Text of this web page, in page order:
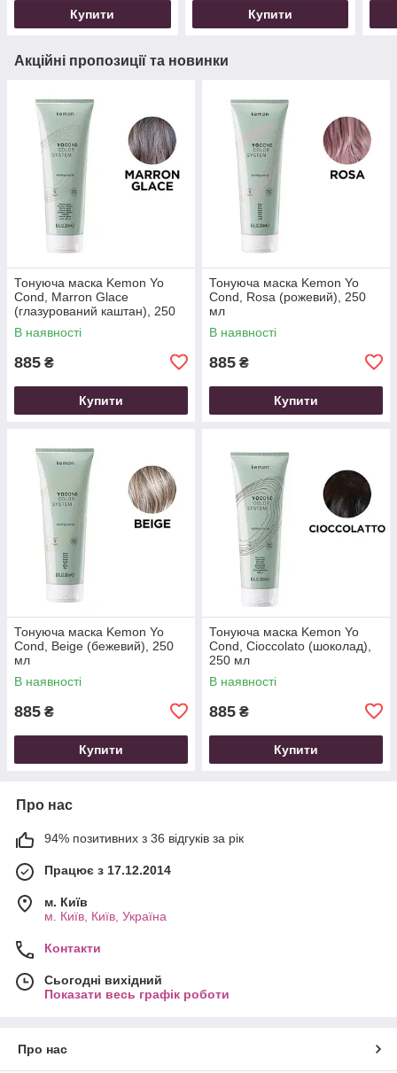
Купити Купити
Акційні пропозиції та новинки
Тонуюча маска Kemon Yo
Cond, Marron Glace
(глазурований каштан), 250
мл
В наявності
885 ₴
Купити
Тонуюча маска Kemon Yo
Cond, Rosa (рожевий), 250
мл
В наявності
885 ₴
Купити
Тонуюча маска Kemon Yo
Cond, Beige (бежевий), 250
мл
В наявності
885 ₴
Купити
Тонуюча маска Kemon Yo
Cond, Cioccolato (шоколад),
250 мл
В наявності
885 ₴
Купити
Про нас
94% позитивних з 36 відгуків за рік
Працює з 17.12.2014
м. Київ
м. Київ, Київ, Україна
Контакти
Сьогодні вихідний
Показати весь графік роботи
Про нас